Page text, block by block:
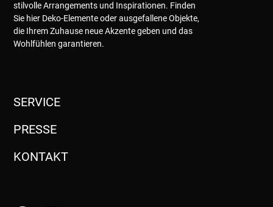
stilvolle Arrangements und Inspirationen. Finden
Sie hier Deko-Elemente oder ausgefallene Objekte,
die Ihrem Zuhause neue Akzente geben und das
Wohlfühlen garantieren.
SERVICE
PRESSE
KONTAKT